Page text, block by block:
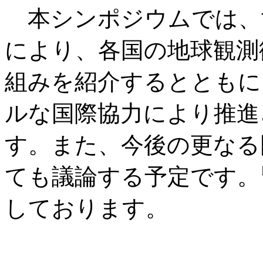
本シンポジウムでは
により、各国の地球観
組みを紹介するととも
ルな国際協力により推
す。また、今後の更な
ても議論する予定です
しております。